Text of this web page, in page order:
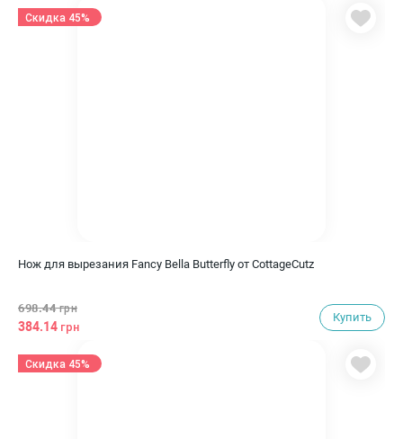
Нож для вырезания Fancy Bella Butterfly от CottageCutz
698.44грн
384.14 грн
Купить
Скидка 45%
Скидка 45%